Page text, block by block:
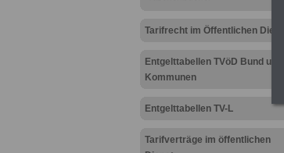
Tarifrecht im Öffentlichen Dienst
Entgelttabellen TVöD Bund und
Kommunen
Entgelttabellen TV-L
Tarifverträge im öffentlichen